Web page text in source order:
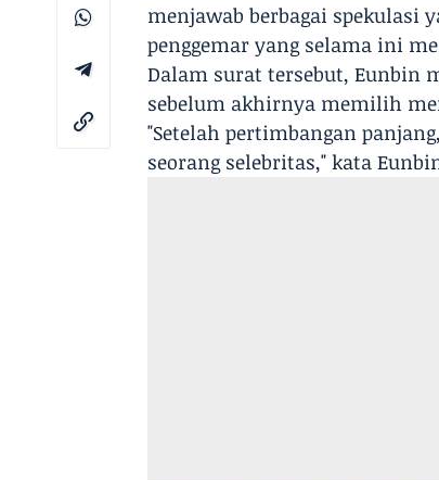
menjawab berbagai spekulasi
penggemar yang selama ini
Dalam surat tersebut, Eunbin
sebelum akhirnya memilih
"Setelah pertimbangan
seorang selebritas," kata